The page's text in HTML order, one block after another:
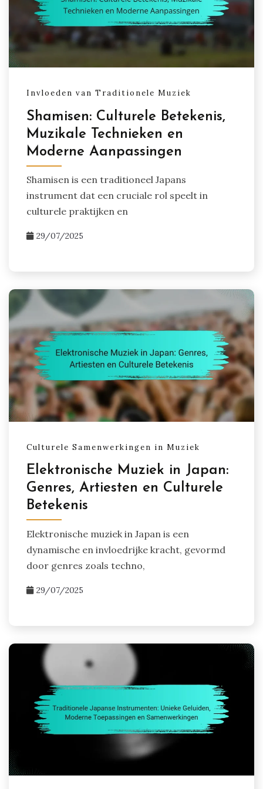
Invloeden van Traditionele Muziek
Shamisen: Culturele Betekenis,
Muzikale Technieken en
Moderne Aanpassingen
Shamisen is een traditioneel Japans
instrument dat een cruciale rol speelt in
culturele praktijken en
29/07/2025
Culturele Samenwerkingen in Muziek
Elektronische Muziek in Japan:
Genres, Artiesten en Culturele
Betekenis
Elektronische muziek in Japan is een
dynamische en invloedrijke kracht, gevormd
door genres zoals techno,
29/07/2025